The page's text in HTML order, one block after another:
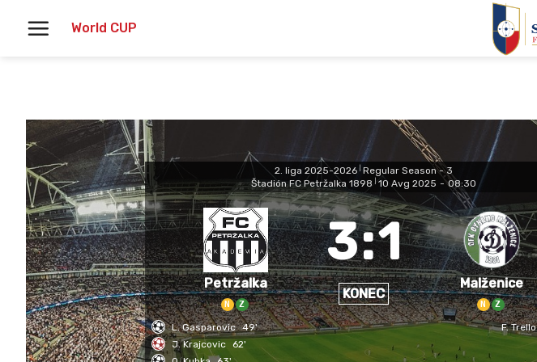
World CUP
2. liga 2025-2026 Regular Season - 3
Štadión FC Petržalka 1898 10 Avg 2025 - 08:30
Petržalka
N Z
3:1
KONEC
Malženice
N Z
L. Gasparovic 49'
J. Krajcovic 62'
F. Trello